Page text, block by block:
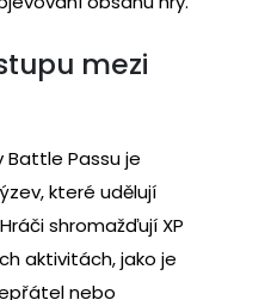
mezi
Battle Passu je
které udělují
shromažďují XP
aktivitách, jako je
nebo